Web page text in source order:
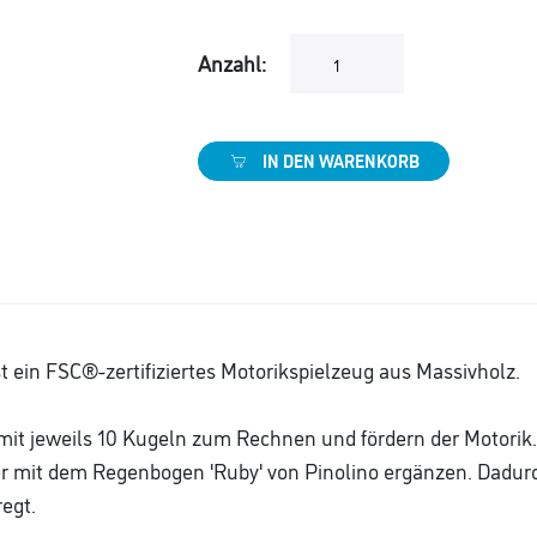
Anzahl:
IN DEN WARENKORB
ein FSC®-zertifiziertes Motorikspielzeug aus Massivholz.
jeweils 10 Kugeln zum Rechnen und fördern der
dem Regenbogen 'Ruby' von Pinolino ergänzen.